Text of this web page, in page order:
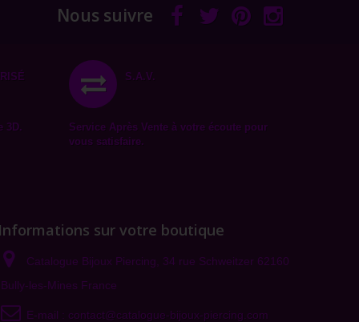
Nous suivre
3D.
S.A.V.
Service Après Vente à votre écoute pour
vous satisfaire.
Informations sur votre boutique
Catalogue Bijoux Piercing, 34 rue Schweitzer 62160
Bully-les-Mines France
E-mail : contact@catalogue-bijoux-piercing.com